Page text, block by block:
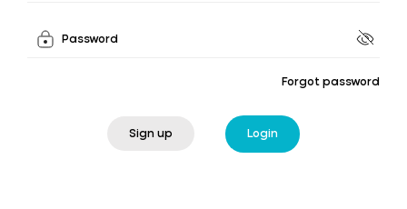
Forgot password
Sign up Login